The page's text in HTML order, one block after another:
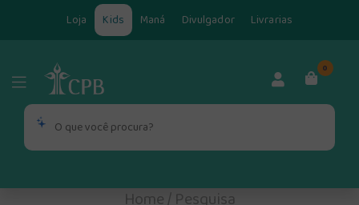
Loja Kids Maná Divulgador Livrarias
0
Home/Pesquisa